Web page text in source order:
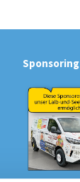
Sponsoring